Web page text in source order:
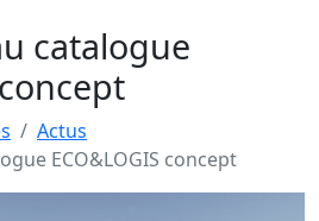
catalogue
Actus
ECO&LOGIS concept